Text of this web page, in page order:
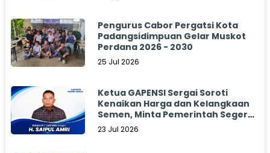
Pengurus Cabor Pergatsi Kota
Padangsidimpuan Gelar Muskot
Perdana 2026 - 2030
25 Jul 2026
Ketua GAPENSI Sergai Soroti
Kenaikan Harga dan Kelangkaan
Semen, Minta Pemerintah Segera
Bertindak
23 Jul 2026